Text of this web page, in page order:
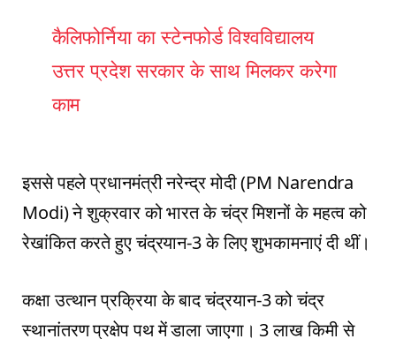
कैलिफोर्निया का स्टेनफोर्ड विश्वविद्यालय
उत्तर प्रदेश सरकार के साथ मिलकर करेगा
काम
इससे पहले प्रधानमंत्री नरेन्द्र मोदी (PM Narendra
Modi) ने शुक्रवार को भारत के चंद्र मिशनों के महत्व को
रेखांकित करते हुए चंद्रयान-3 के लिए शुभकामनाएं दी थीं।
कक्षा उत्थान प्रक्रिया के बाद चंद्रयान-3 को चंद्र
स्थानांतरण प्रक्षेप पथ में डाला जाएगा। 3 लाख किमी से